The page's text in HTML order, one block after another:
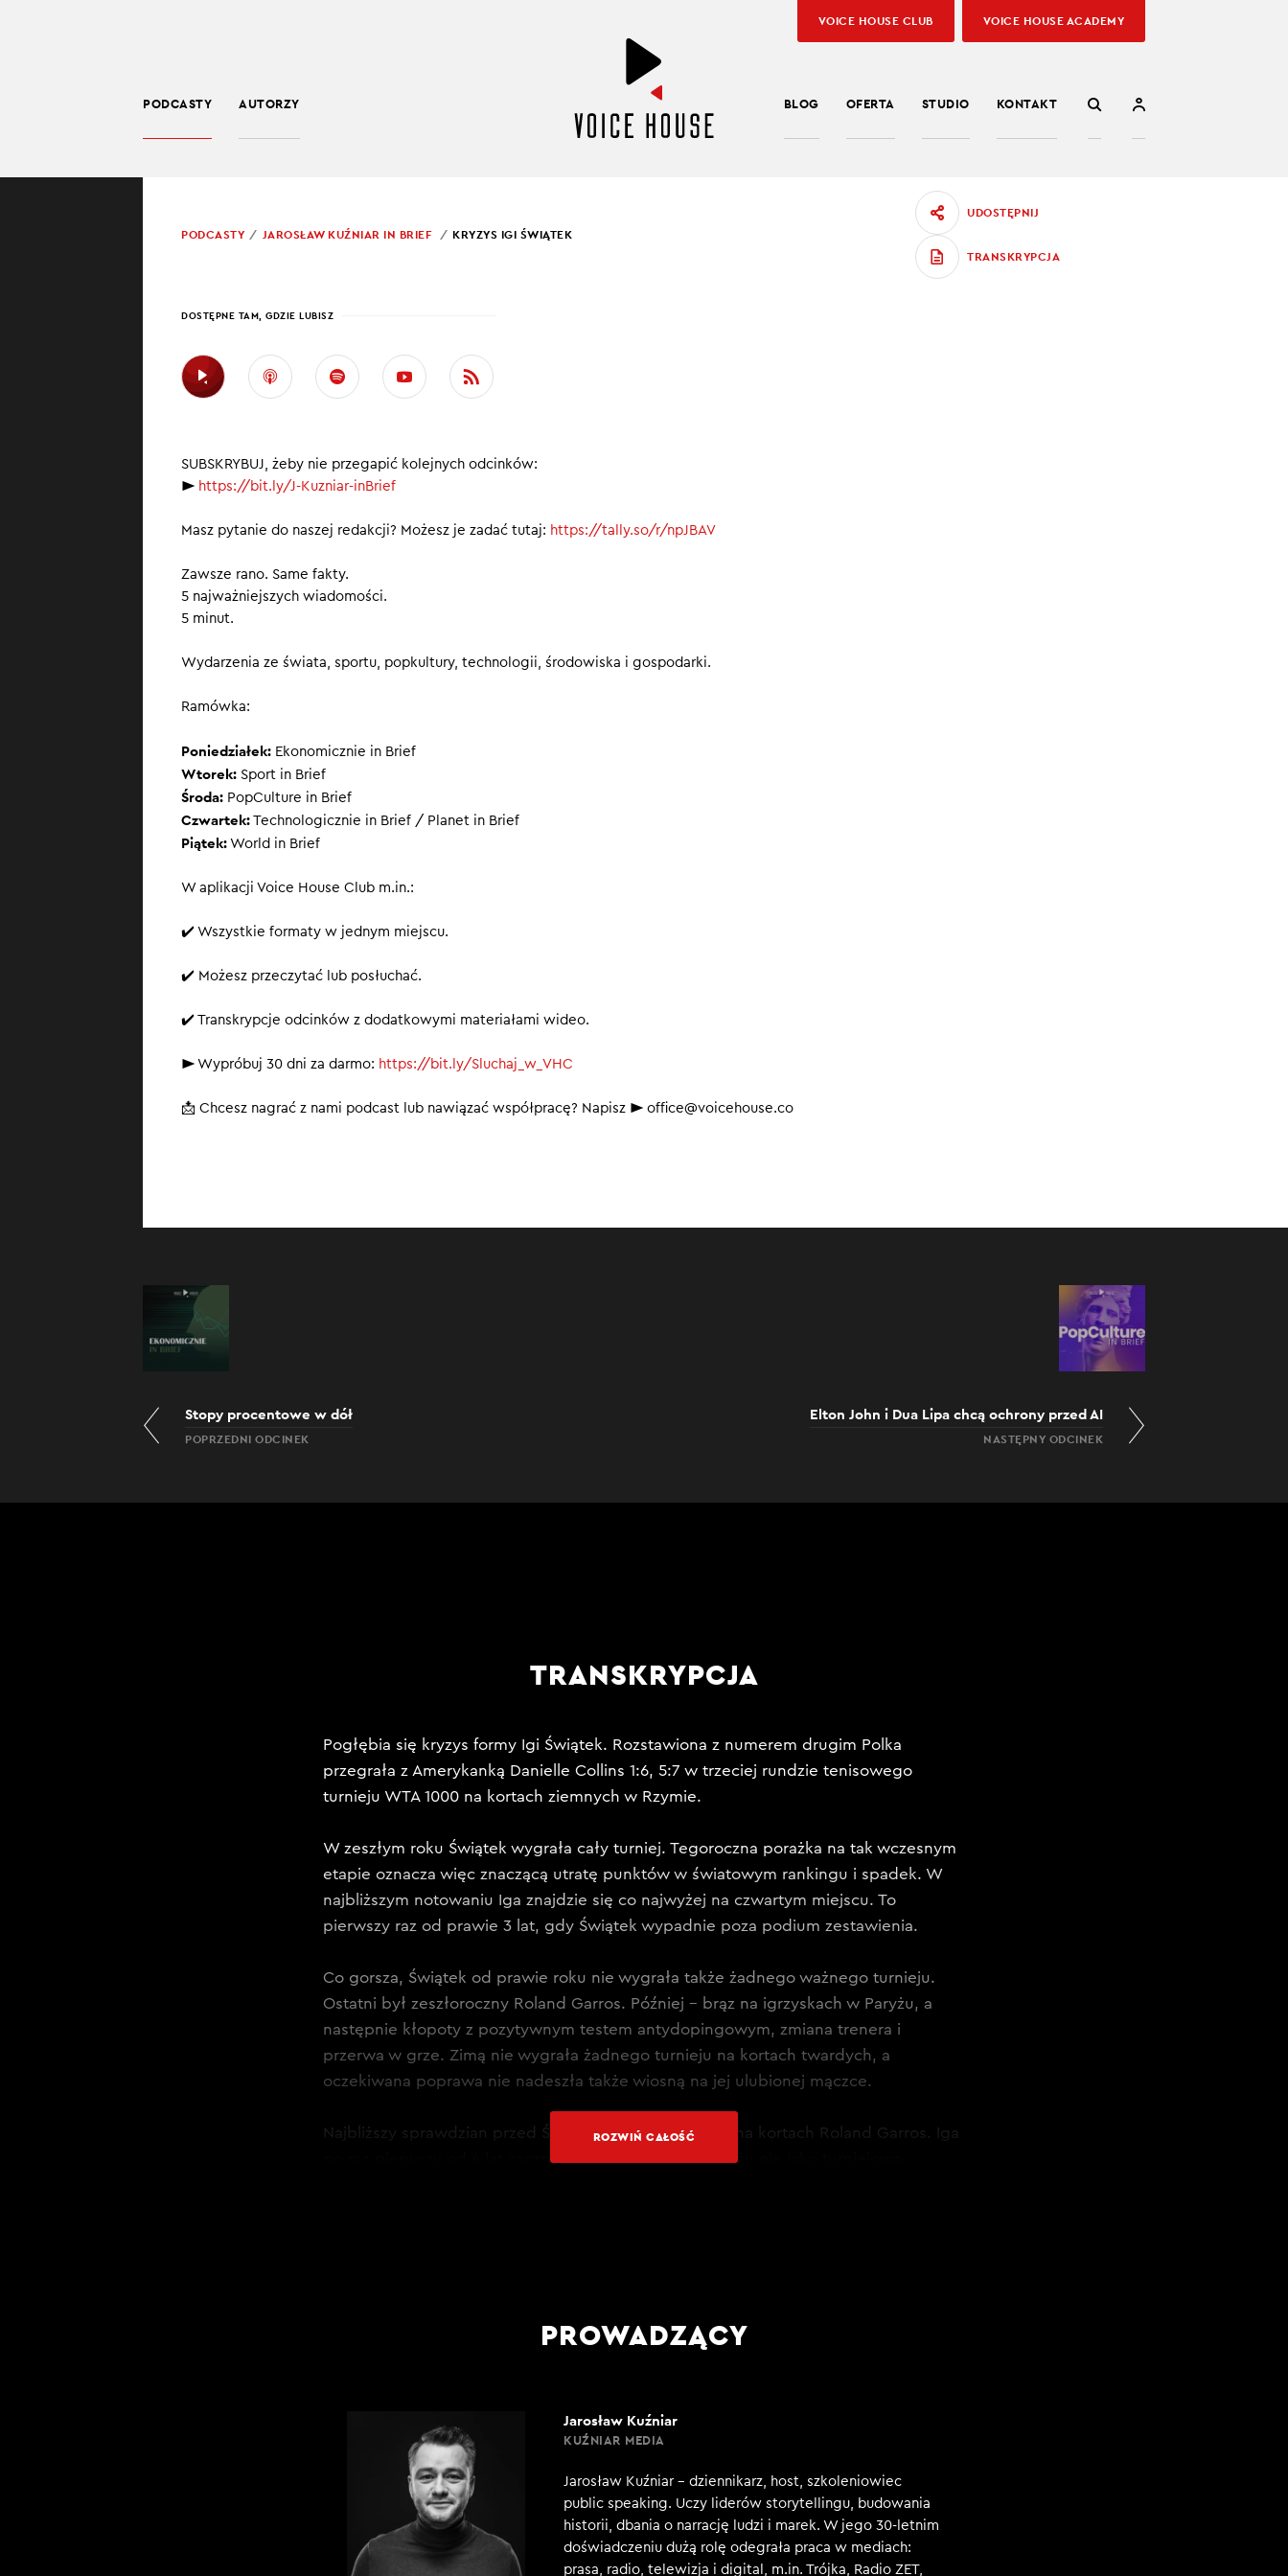
PODCASTY AUTORZY BLOG OFERTA STUDIO KONTAKT
VOICE HOUSE CLUB VOICE HOUSE ACADEMY
KRYZYS IGI ŚWIĄTEK
Iga Światek odpadła z turnieju w Rzymie
Sezon życia Ewy Pajor
PODCASTY JAROSŁAW KUŹNIAR IN BRIEF KRYZYS IGI ŚWIĄTEK
UDOSTĘPNIJ
TRANSKRYPCJA
DOSTĘPNE TAM, GDZIE LUBISZ
SUBSKRYBUJ, żeby nie przegapić kolejnych odcinków:
► https://bit.ly/J-Kuzniar-inBrief
Masz pytanie do naszej redakcji? Możesz je zadać tutaj: https://tally.so/r/npJBAV
Zawsze rano. Same fakty.
5 najważniejszych wiadomości.
5 minut.
Wydarzenia ze świata, sportu, popkultury, technologii, środowiska i gospodarki.
Ramówka:
Poniedziałek: Ekonomicznie in Brief
Wtorek: Sport in Brief
Środa: PopCulture in Brief
Czwartek: Technologicznie in Brief / Planet in Brief
Piątek: World in Brief
W aplikacji Voice House Club m.in.:
✔️ Wszystkie formaty w jednym miejscu.
✔️ Możesz przeczytać lub posłuchać.
✔️ Transkrypcje odcinków z dodatkowymi materiałami wideo.
► Wypróbuj 30 dni za darmo: https://bit.ly/Sluchaj_w_VHC
📩 Chcesz nagrać z nami podcast lub nawiązać współpracę? Napisz ► office@voicehouse.co
Stopy procentowe w dół
POPRZEDNI ODCINEK
Elton John i Dua Lipa chcą ochrony przed AI
NASTĘPNY ODCINEK
TRANSKRYPCJA
Pogłębia się kryzys formy Igi Świątek. Rozstawiona z numerem drugim Polka
przegrała z Amerykanką Danielle Collins 1:6, 5:7 w trzeciej rundzie tenisowego
turnieju WTA 1000 na kortach ziemnych w Rzymie.
W zeszłym roku Świątek wygrała cały turniej. Tegoroczna porażka na tak wczesnym
etapie oznacza więc znaczącą utratę punktów w światowym rankingu i spadek. W
najbliższym notowaniu Iga znajdzie się co najwyżej na czwartym miejscu. To
pierwszy raz od prawie 3 lat, gdy Świątek wypadnie poza podium zestawienia.
Co gorsza, Świątek od prawie roku nie wygrała także żadnego ważnego turnieju.
Ostatni był zeszłoroczny Roland Garros. Później – brąz na igrzyskach w Paryżu, a
następnie kłopoty z pozytywnym testem antydopingowym, zmiana trenera i
przerwa w grze. Zimą nie wygrała żadnego turnieju na kortach twardych, a
oczekiwana poprawa nie nadeszła także wiosną na jej ulubionej mączce.
Najbliższy sprawdzian przed Świątek pod koniec maja na kortach Roland Garros. Iga
po raz pierwszy od 4 lat zacznie jednak zawody w Paryżu nie jako turniejowa
ROZWIŃ CAŁOŚĆ
PROWADZĄCY
Jarosław Kuźniar
KUŹNIAR MEDIA
Jarosław Kuźniar – dziennikarz, host, szkoleniowiec
public speaking. Uczy liderów storytellingu, budowania
historii, dbania o narrację ludzi i marek. W jego 30-letnim
doświadczeniu dużą rolę odegrała praca w mediach:
prasa, radio, telewizja i digital, m.in. Trójka, Radio ZET,